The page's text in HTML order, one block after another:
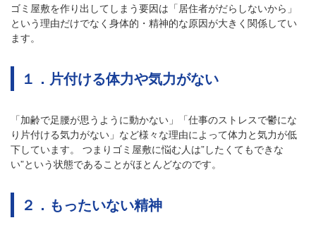
ゴミ屋敷を作り出してしまう要因は「居住者がだらしないから」
という理由だけでなく身体的・精神的な原因が大きく関係してい
ます。
１．片付ける体力や気力がない
「加齢で足腰が思うように動かない」「仕事のストレスで鬱にな
り片付ける気力がない」など様々な理由によって体力と気力が低
下しています。 つまりゴミ屋敷に悩む人は”したくてもできな
い”という状態であることがほとんどなのです。
２．もったいない精神